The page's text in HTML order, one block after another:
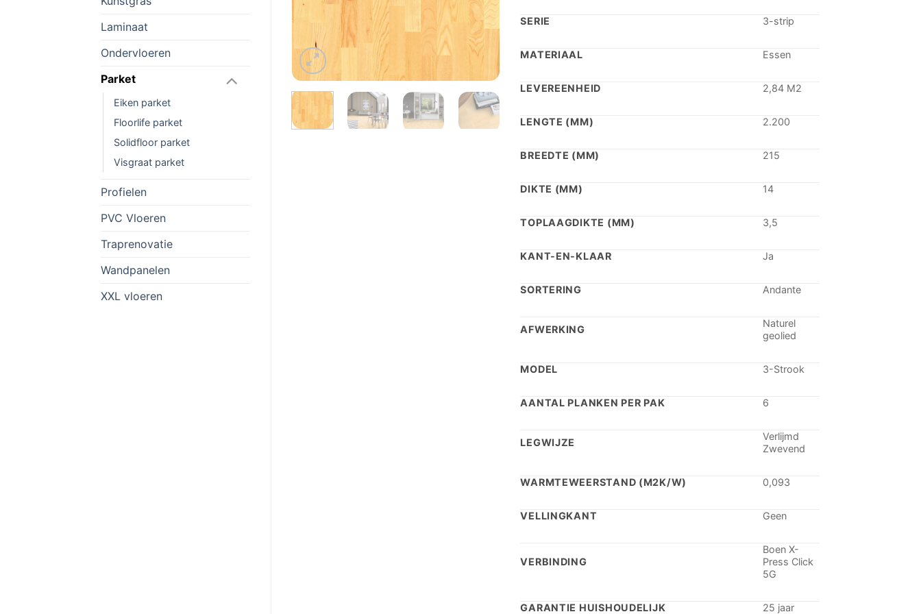
Laminaat
Ondervloeren
Parket
Eiken parket
Floorlife parket
Solidfloor parket
Visgraat parket
Profielen
PVC Vloeren
Traprenovatie
Wandpanelen
XXL vloeren
SERIE 3-strip
MATERIAAL Essen
LEVEREENHEID 2,84 M2
LENGTE (MM) 2.200
BREEDTE (MM) 215
DIKTE (MM) 14
TOPLAAGDIKTE (MM) 3,5
KANT-EN-KLAAR Ja
SORTERING Andante
AFWERKING
Naturel
geolied
MODEL 3-Strook
AANTAL PLANKEN PER PAK 6
LEGWIJZE
Verlijmd
Zwevend
WARMTEWEERSTAND (M2K/W) 0,093
VELLINGKANT Geen
VERBINDING
Boen X-
Press Click
5G
GARANTIE HUISHOUDELIJK 25 jaar